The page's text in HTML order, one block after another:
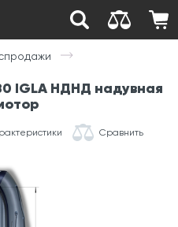
IGLA НДНД надувная
Сравнить